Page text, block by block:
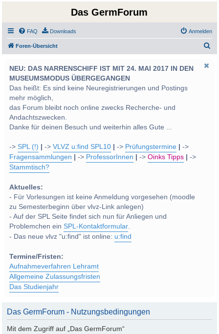
Das GermForum
FAQ Downloads Anmelden
Foren-Übersicht
NEU: DAS NARRENSCHIFF IST MIT 24. MAI 2017 IN DEN
MUSEUMSMODUS ÜBERGEGANGEN
Das heißt: Es sind keine Neuregistrierungen und Postings
mehr möglich,
das Forum bleibt noch online zwecks Recherche- und
Andachtszwecken.
Danke für deinen Besuch und weiterhin alles Gute ...
->SPL (!) ->VLVZ u:find SPL10 -> Prüfungstermine
->
Fragensammlungen
-> ProfessorInnen ->Oinks Tipps
->
Stammtisch?
Aktuelles:
- Für Vorlesungen ist keine Anmeldung vorgesehen (moodle
zu Semesterbeginn über vlvz-Link anlegen)
- Auf der SPL Seite findet sich nun für Anliegen und
Problemchen einSPL-Kontaktformular.
- Das neue vlvz "u:find" ist online: u:find
Termine/Fristen:
Aufnahmeverfahren Lehramt
Allgemeine Zulassungsfristen
Das Studienjahr
Das GermForum - Nutzungsbedingungen
Mit dem Zugriff auf „Das GermForum“